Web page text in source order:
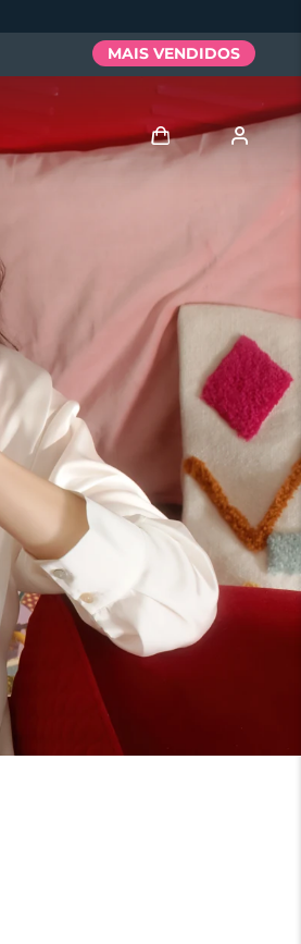
MAIS VENDIDOS
Perfil de usuário
Meus aparelhos
Meus pedidos
Meus endereços
As minhas subscrições